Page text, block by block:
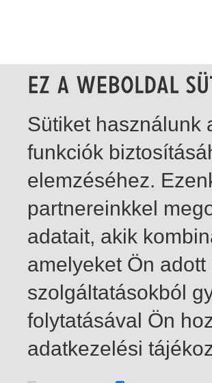
1-11 / összesen 11 találat
Sütiket használunk
funkciók
elemzéséhez.
partnereinkkel
adatait, akik
amelyeket Ön
szolgáltatásokból
folytatásával Ön
adatkezelési